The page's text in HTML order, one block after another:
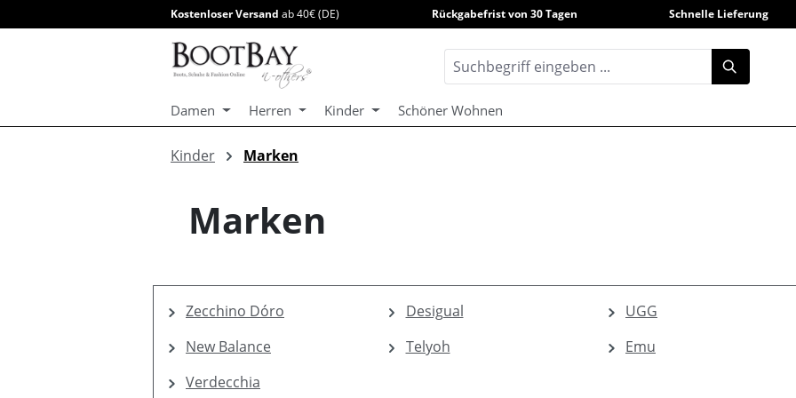
Zur Hauptnavigation springen
Kostenloser Versand ab 40€ (DE) Rückgabefrist von 30 Tagen Schnelle Lieferung
Damen Herren Kinder Schöner Wohnen
Kinder Marken
Marken
Zecchino Dóro Desigual UGG
New Balance
Telyoh Emu
Verdecchia